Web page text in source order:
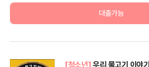
대출가능
[청소년] 우리 물고기 이야기